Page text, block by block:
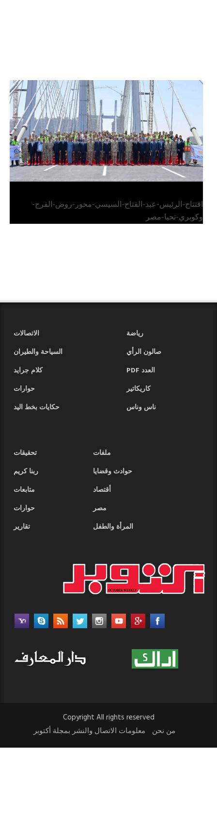
الرئيس عبد الفتاح السيسي يفتتح محور روض الفرج
وكوبري تحيا مصر
افتتاح-الرئيس-عبد-الفتاح-السيسي-محور-روض-الفرج-
وكوبري-تحيا-مصر
رياضة
الاتصالات
صالون الرأي
السياحة والطيران
العدد PDF
كلام جرايد
كاريكاتير
حوارات
ناس وناس
حكايات بخط اليد
ملفات
تحقيقات
حوادث وقضايا
ربنا كريم
أقتصاد
متابعات
مصر
حوارات
المرأة والطفل
تقارير
Copyright All rights reserved
من نحن
معلومات الاتصال والنشر بمجلة أكتوبر